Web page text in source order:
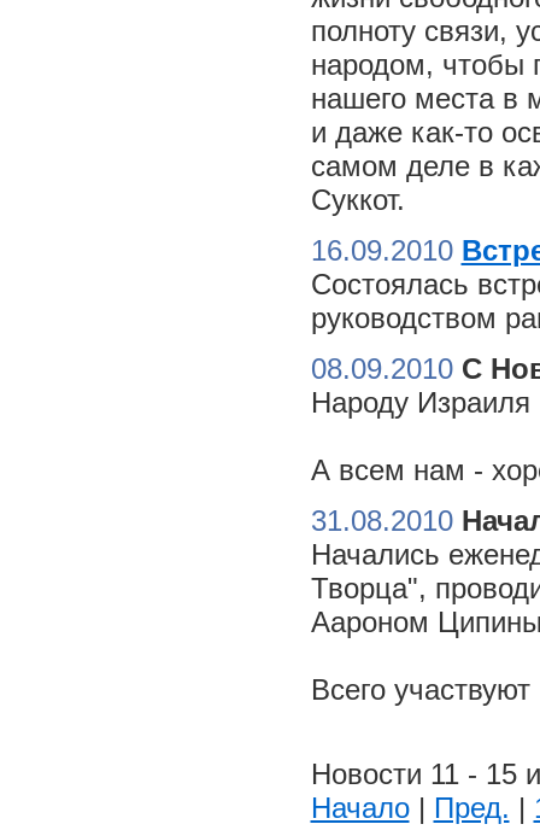
полноту связи,
народом, чтобы
нашего места в
и даже как-то
самом деле в
Суккот.
16.09.2010
Состоялась
руководством
08.09.2010 С
Народу Израиля
А всем нам -
31.08.2010
Начались
Творца",
Аароном
Всего
Новости 11 - 15
Начало| Пред. |